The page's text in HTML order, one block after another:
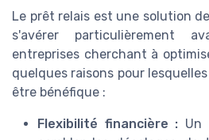
Le prêt relais est une solution
s'avérer particulièrement
entreprises cherchant à
quelques raisons pour
être bénéfique :
Flexibilité financière : Un